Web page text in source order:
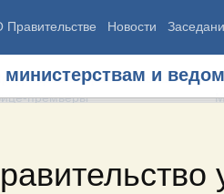
Правительстве Новости
министерствам и
Правительства
премьеры